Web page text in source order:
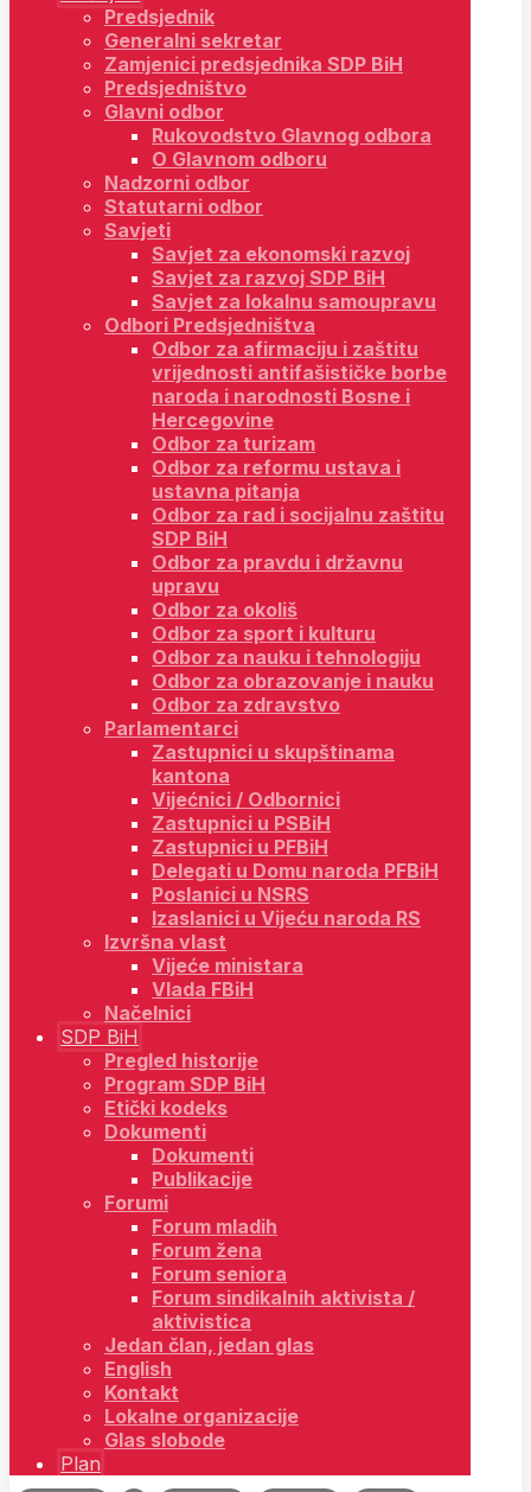
Predsjednik
Generalni sekretar
Zamjenici predsjednika SDP BiH
Predsjedništvo
Glavni odbor
Rukovodstvo Glavnog odbora
O Glavnom odboru
Nadzorni odbor
Statutarni odbor
Savjeti
Savjet za ekonomski razvoj
Savjet za razvoj SDP BiH
Savjet za lokalnu samoupravu
Odbori Predsjedništva
Odbor za afirmaciju i zaštitu
vrijednosti antifašističke borbe
naroda i narodnosti Bosne i
Hercegovine
Odbor za turizam
Odbor za reformu ustava i
ustavna pitanja
Odbor za rad i socijalnu zaštitu
SDP BiH
Odbor za pravdu i državnu
upravu
Odbor za okoliš
Odbor za sport i kulturu
Odbor za nauku i tehnologiju
Odbor za obrazovanje i nauku
Odbor za zdravstvo
Parlamentarci
Zastupnici u skupštinama
kantona
Vijećnici / Odbornici
Zastupnici u PSBiH
Zastupnici u PFBiH
Delegati u Domu naroda PFBiH
Poslanici u NSRS
Izaslanici u Vijeću naroda RS
Izvršna vlast
Vijeće ministara
Vlada FBiH
Načelnici
SDP BiH
Pregled historije
Program SDP BiH
Etički kodeks
Dokumenti
Dokumenti
Publikacije
Forumi
Forum mladih
Forum žena
Forum seniora
Forum sindikalnih aktivista /
aktivistica
Jedan član, jedan glas
English
Kontakt
Lokalne organizacije
Glas slobode
Plan